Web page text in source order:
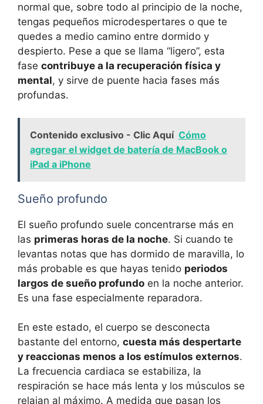
normal que, sobre todo al principio de la noche,
tengas pequeños microdespertares o que te
quedes a medio camino entre dormido y
despierto. Pese a que se llama “ligero”, esta
fase contribuye a la recuperación física y
mental, y sirve de puente hacia fases más
profundas.
Contenido exclusivo - Clic Aquí Cómo
agregar el widget de batería de MacBook o
iPad a iPhone
Sueño profundo
El sueño profundo suele concentrarse más en
las primeras horas de la noche. Si cuando te
levantas notas que has dormido de maravilla, lo
más probable es que hayas tenido periodos
largos de sueño profundo en la noche anterior.
Es una fase especialmente reparadora.
En este estado, el cuerpo se desconecta
bastante del entorno, cuesta más despertarte
y reaccionas menos a los estímulos externos.
La frecuencia cardiaca se estabiliza, la
respiración se hace más lenta y los músculos se
relajan al máximo. A medida que pasan los